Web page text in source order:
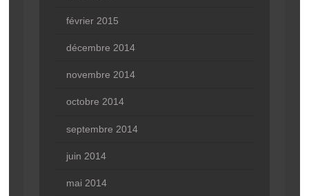
février 2015
décembre 2014
novembre 2014
octobre 2014
septembre 2014
juin 2014
mai 2014